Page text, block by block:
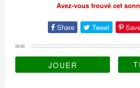
Avez-vous trouvé cet
Share Tweet
00:00
JOUER